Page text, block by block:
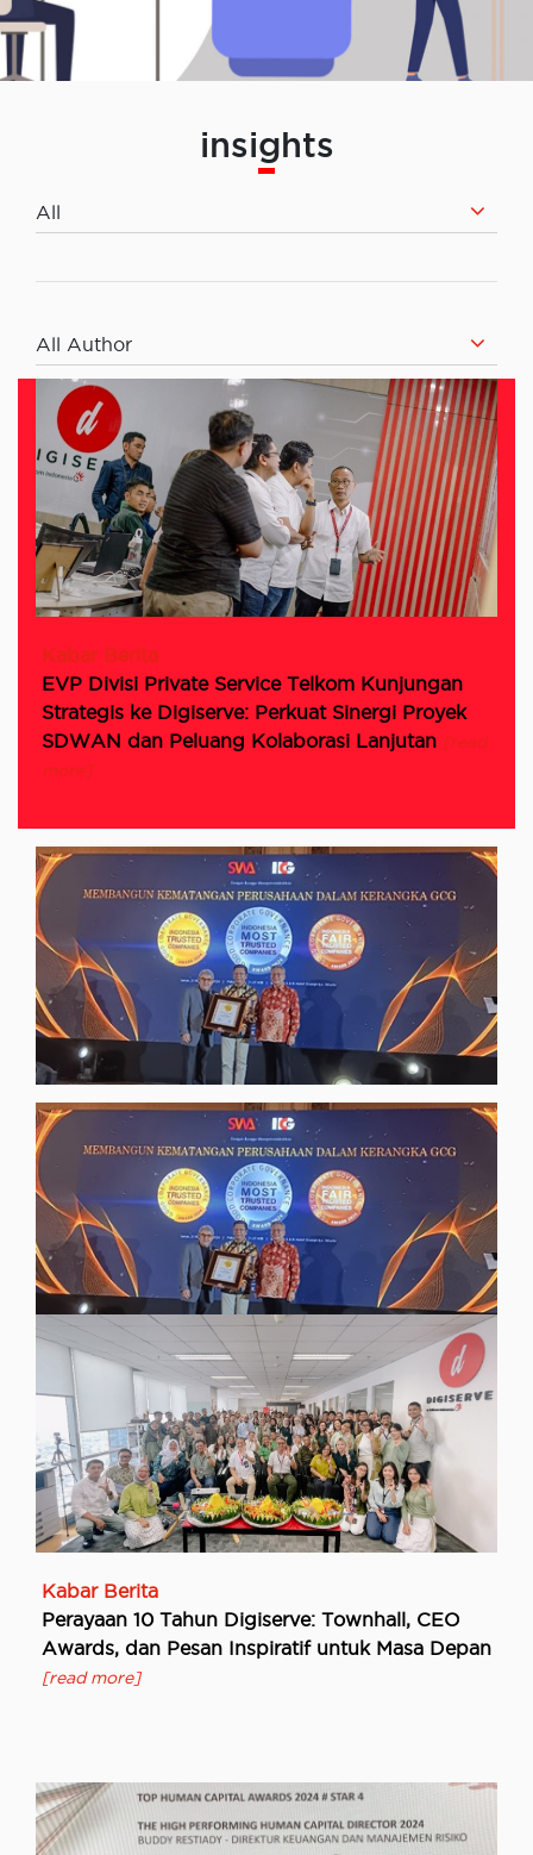
insights
All
All Author
Kabar Berita
EVP Divisi Private Service Telkom Kunjungan
Strategis ke Digiserve: Perkuat Sinergi Proyek
SDWAN dan Peluang Kolaborasi Lanjutan [read
more]
InsightKabar Berita
Terapkan Prinsip Good Corporate Governance,
Digiserve Raih Penghargaan CGPI Award 2024
[read more]
Kabar Berita
Perayaan 10 Tahun Digiserve: Townhall, CEO
Awards, dan Pesan Inspiratif untuk Masa Depan
[read more]